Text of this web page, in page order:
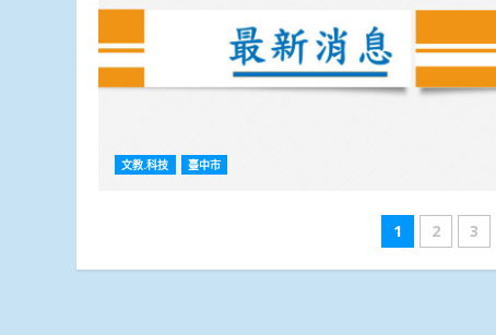
文教.科技 臺中市
文
章
1 2 3